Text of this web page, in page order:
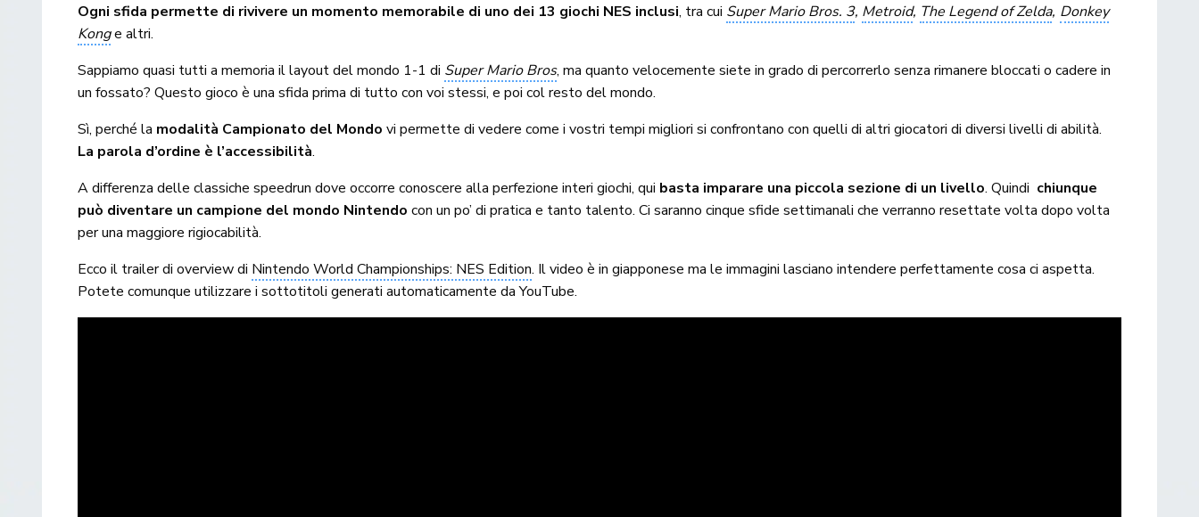
Ogni sfida permette di rivivere un momento memorabile di uno dei 13 giochi NES inclusi, tra cui Super Mario Bros. 3, Metroid, The Legend of Zelda, Donkey
Konge altri.
Sappiamo quasi tutti a memoria il layout del mondo 1-1 di Super Mario Bros, ma quanto velocemente siete in grado di percorrerlo senza rimanere bloccati o cadere in
un fossato? Questo gioco è una sfida prima di tutto con voi stessi, e poi col resto del mondo.
Sì, perché la modalità Campionato del Mondo vi permette di vedere come i vostri tempi migliori si confrontano con quelli di altri giocatori di diversi livelli di abilità.
La parola d’ordine è l’accessibilità.
A differenza delle classiche speedrun dove occorre conoscere alla perfezione interi giochi, qui basta imparare una piccola sezione di un livello. Quindi chiunque
può diventare un campione del mondo Nintendo con un po’ di pratica e tanto talento. Ci saranno cinque sfide settimanali che verranno resettate volta dopo volta
per una maggiore rigiocabilità.
Ecco il trailer di overview di Nintendo World Championships: NES Edition. Il video è in giapponese ma le immagini lasciano intendere perfettamente cosa ci aspetta.
Potete comunque utilizzare i sottotitoli generati automaticamente da YouTube.